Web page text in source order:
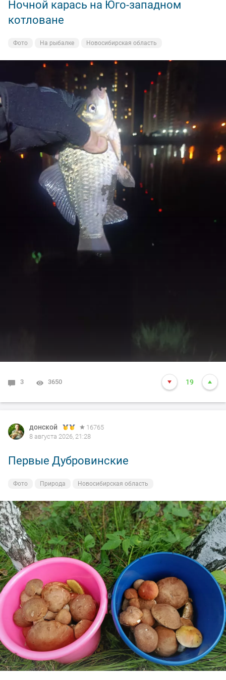
Ночной карась на Юго-западном
котловане
Фото На рыбалке Новосибирская область
3 3650 19
донской
16765
8 августа 2026, 21:28
Первые Дубровинские
Фото Природа Новосибирская область